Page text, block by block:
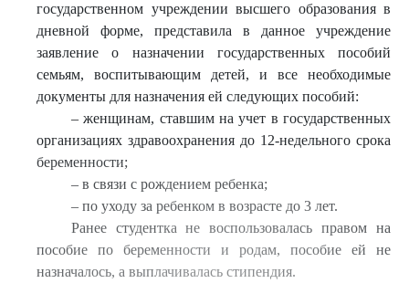
государственном учреждении высшего образования в
дневной форме, представила в данное учреждение
заявление о назначении государственных пособий
семьям, воспитывающим детей, и все необходимые
документы для назначения ей следующих пособий:
– женщинам, ставшим на учет в государственных
организациях здравоохранения до 12-недельного срока
беременности;
– в связи с рождением ребенка;
– по уходу за ребенком в возрасте до 3 лет.
Ранее студентка не воспользовалась правом на
пособие по беременности и родам, пособие ей не
назначалось, а выплачивалась стипендия.